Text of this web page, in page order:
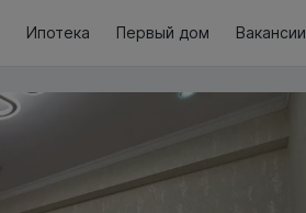
Ипотека Первый дом Вакансии